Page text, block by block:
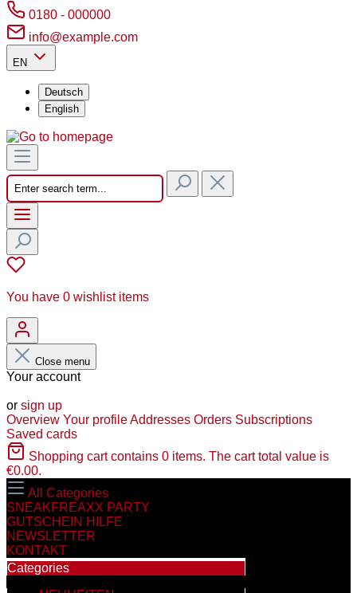
0180 - 000000
info@example.com
EN
Deutsch
English
You have 0 wishlist items
Close menu
Your account
or sign up
Overview Your profileAddresses Orders Subscriptions
Saved cards
Shopping cart contains 0 items. The cart total value is
€0.00.
All Categories
SNEAKFREAXX PARTY
GUTSCHEIN HILFE
NEWSLETTER
KONTAKT
Categories